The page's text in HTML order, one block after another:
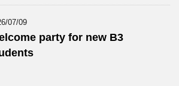
07/09
party for new B3